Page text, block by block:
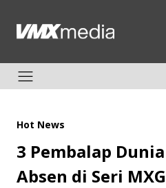
Hot News
3 Pembalap
Absen di Seri